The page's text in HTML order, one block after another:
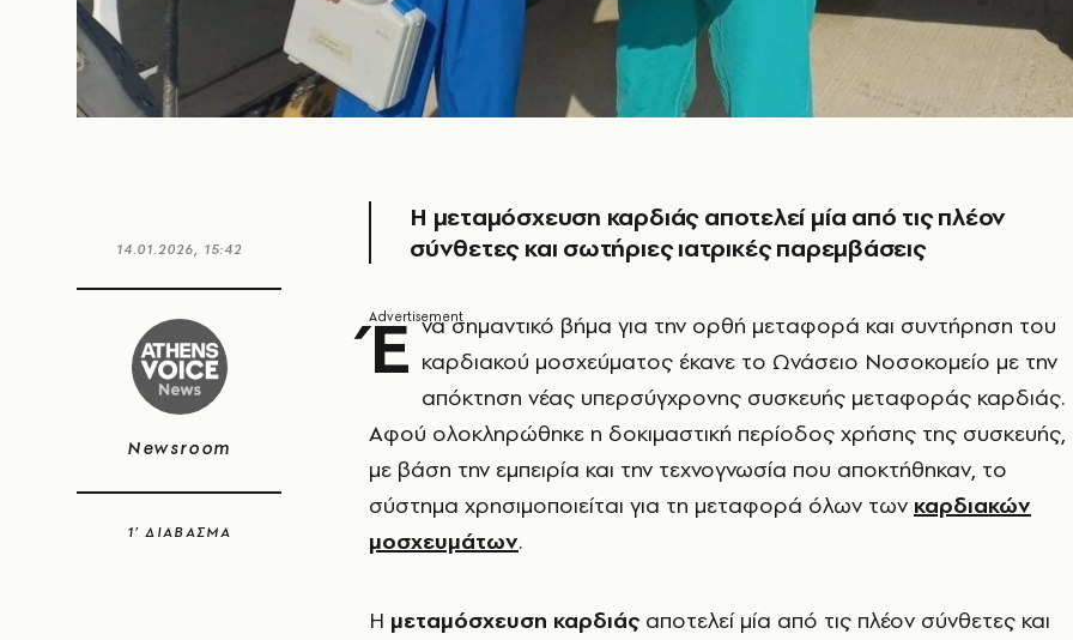
14.01.2026, 15:42
Newsroom
1’ ΔΙΑΒΑΣΜΑ
Η μεταμόσχευση καρδιάς αποτελεί μία από τις πλέον
σύνθετες και σωτήριες ιατρικές παρεμβάσεις
Έ να σημαντικό βήμα για την ορθή μεταφορά και συντήρηση του
καρδιακού μοσχεύματος έκανε το Ωνάσειο Νοσοκομείο με την
απόκτηση νέας υπερσύγχρονης συσκευής μεταφοράς καρδιάς.
Αφού ολοκληρώθηκε η δοκιμαστική περίοδος χρήσης της συσκευής,
με βάση την εμπειρία και την τεχνογνωσία που αποκτήθηκαν, το
σύστημα χρησιμοποιείται για τη μεταφορά όλων των καρδιακών
μοσχευμάτων.
Η μεταμόσχευση καρδιάς αποτελεί μία από τις πλέον σύνθετες και